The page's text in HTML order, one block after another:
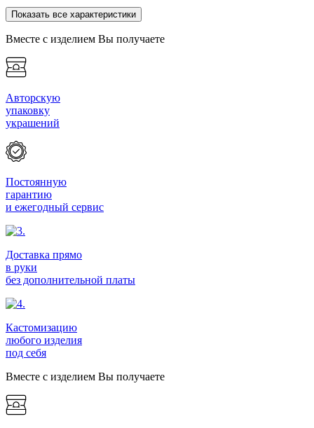
Показать все характеристики
Вместе с изделием Вы получаете
Авторскую
упаковку
украшений
Постоянную
гарантию
и ежегодный сервис
Доставка прямо
в руки
без дополнительной платы
Кастомизацию
любого изделия
под себя
Вместе с изделием Вы получаете